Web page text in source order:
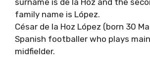
family name is López.
César de la Hoz López (born 30
Spanish footballer who plays
midfielder.